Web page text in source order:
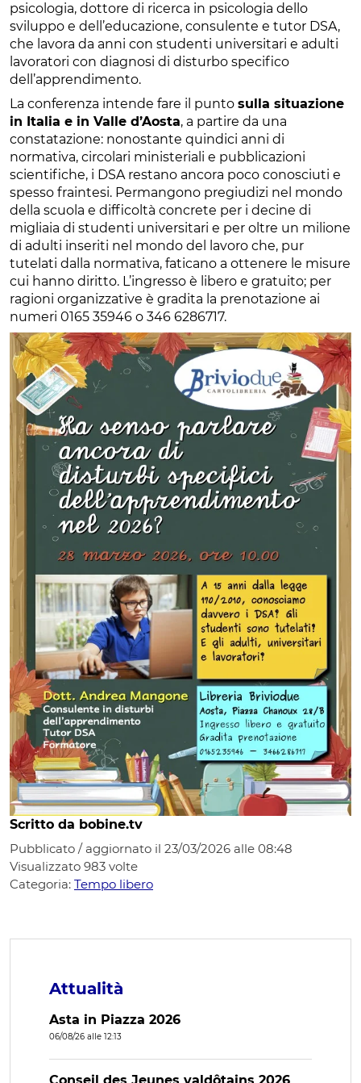
psicologia, dottore di ricerca in psicologia dello
sviluppo e dell’educazione, consulente e tutor DSA,
che lavora da anni con studenti universitari e adulti
lavoratori con diagnosi di disturbo specifico
dell’apprendimento.
La conferenza intende fare il punto sulla situazione
in Italia e in Valle d’Aosta, a partire da una
constatazione: nonostante quindici anni di
normativa, circolari ministeriali e pubblicazioni
scientifiche, i DSA restano ancora poco conosciuti e
spesso fraintesi. Permangono pregiudizi nel mondo
della scuola e difficoltà concrete per i decine di
migliaia di studenti universitari e per oltre un milione
di adulti inseriti nel mondo del lavoro che, pur
tutelati dalla normativa, faticano a ottenere le misure
cui hanno diritto. L’ingresso è libero e gratuito; per
ragioni organizzative è gradita la prenotazione ai
numeri 0165 35946 o 346 6286717.
Scritto da bobine.tv
Pubblicato / aggiornato il 23/03/2026 alle 08:48
Visualizzato 983 volte
Categoria: Tempo libero
Attualità
Asta in Piazza 2026
06/08/26 alle 12:13